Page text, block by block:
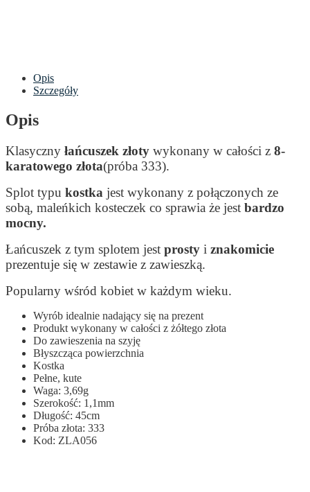
Opis
Szczegóły
Opis
Klasyczny łańcuszek złoty wykonany w całości z 8-
karatowego złota(próba 333).
Splot typu kostka jest wykonany z połączonych ze
sobą, maleńkich kosteczek co sprawia że jest bardzo
mocny.
Łańcuszek z tym splotem jest prosty i znakomicie
prezentuje się w zestawie z zawieszką.
Popularny wśród kobiet w każdym wieku.
Wyrób idealnie nadający się na prezent
Produkt wykonany w całości z żółtego złota
Do zawieszenia na szyję
Błyszcząca powierzchnia
Kostka
Pełne, kute
Waga: 3,69g
Szerokość: 1,1mm
Długość: 45cm
Próba złota: 333
Kod: ZLA056